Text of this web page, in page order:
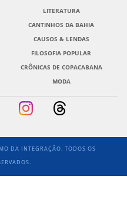
LITERATURA
CANTINHOS DA BAHIA
CAUSOS & LENDAS
FILOSOFIA POPULAR
CRÔNICAS DE COPACABANA
MODA
DA INTEGRAÇÃO. TODOS OS